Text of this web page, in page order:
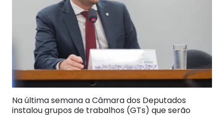
Na última semana a Câmara dos Deputados
instalou grupos de trabalhos (GTs) que serão